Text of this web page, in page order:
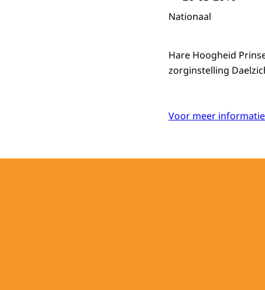
Nationaal
Hare Hoogheid
zorginstelling
Voor meer